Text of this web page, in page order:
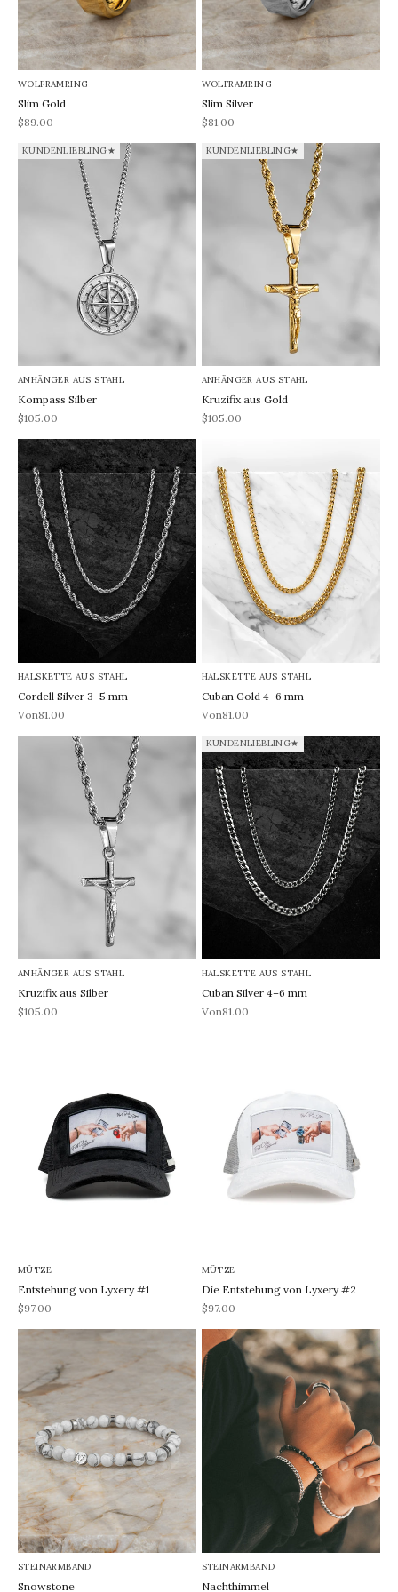
WOLFRAMRING
Slim Gold
REA-pris
$89.00
WOLFRAMRING
Slim Silver
REA-pris
$81.00
KUNDENLIEBLING★
ANHÄNGER AUS STAHL
Kompass Silber
REA-pris
$105.00
KUNDENLIEBLING★
ANHÄNGER AUS STAHL
Kruzifix aus Gold
REA-pris
$105.00
HALSKETTE AUS STAHL
Cordell Silver 3–5 mm
REA-pris
Von81.00
HALSKETTE AUS STAHL
Cuban Gold 4–6 mm
REA-pris
Von81.00
ANHÄNGER AUS STAHL
Kruzifix aus Silber
REA-pris
$105.00
KUNDENLIEBLING★
HALSKETTE AUS STAHL
Cuban Silver 4–6 mm
REA-pris
Von81.00
MÜTZE
Entstehung von Lyxery #1
REA-pris
$97.00
MÜTZE
Die Entstehung von Lyxery #2
REA-pris
$97.00
STEINARMBAND
Snowstone
STEINARMBAND
Nachthimmel